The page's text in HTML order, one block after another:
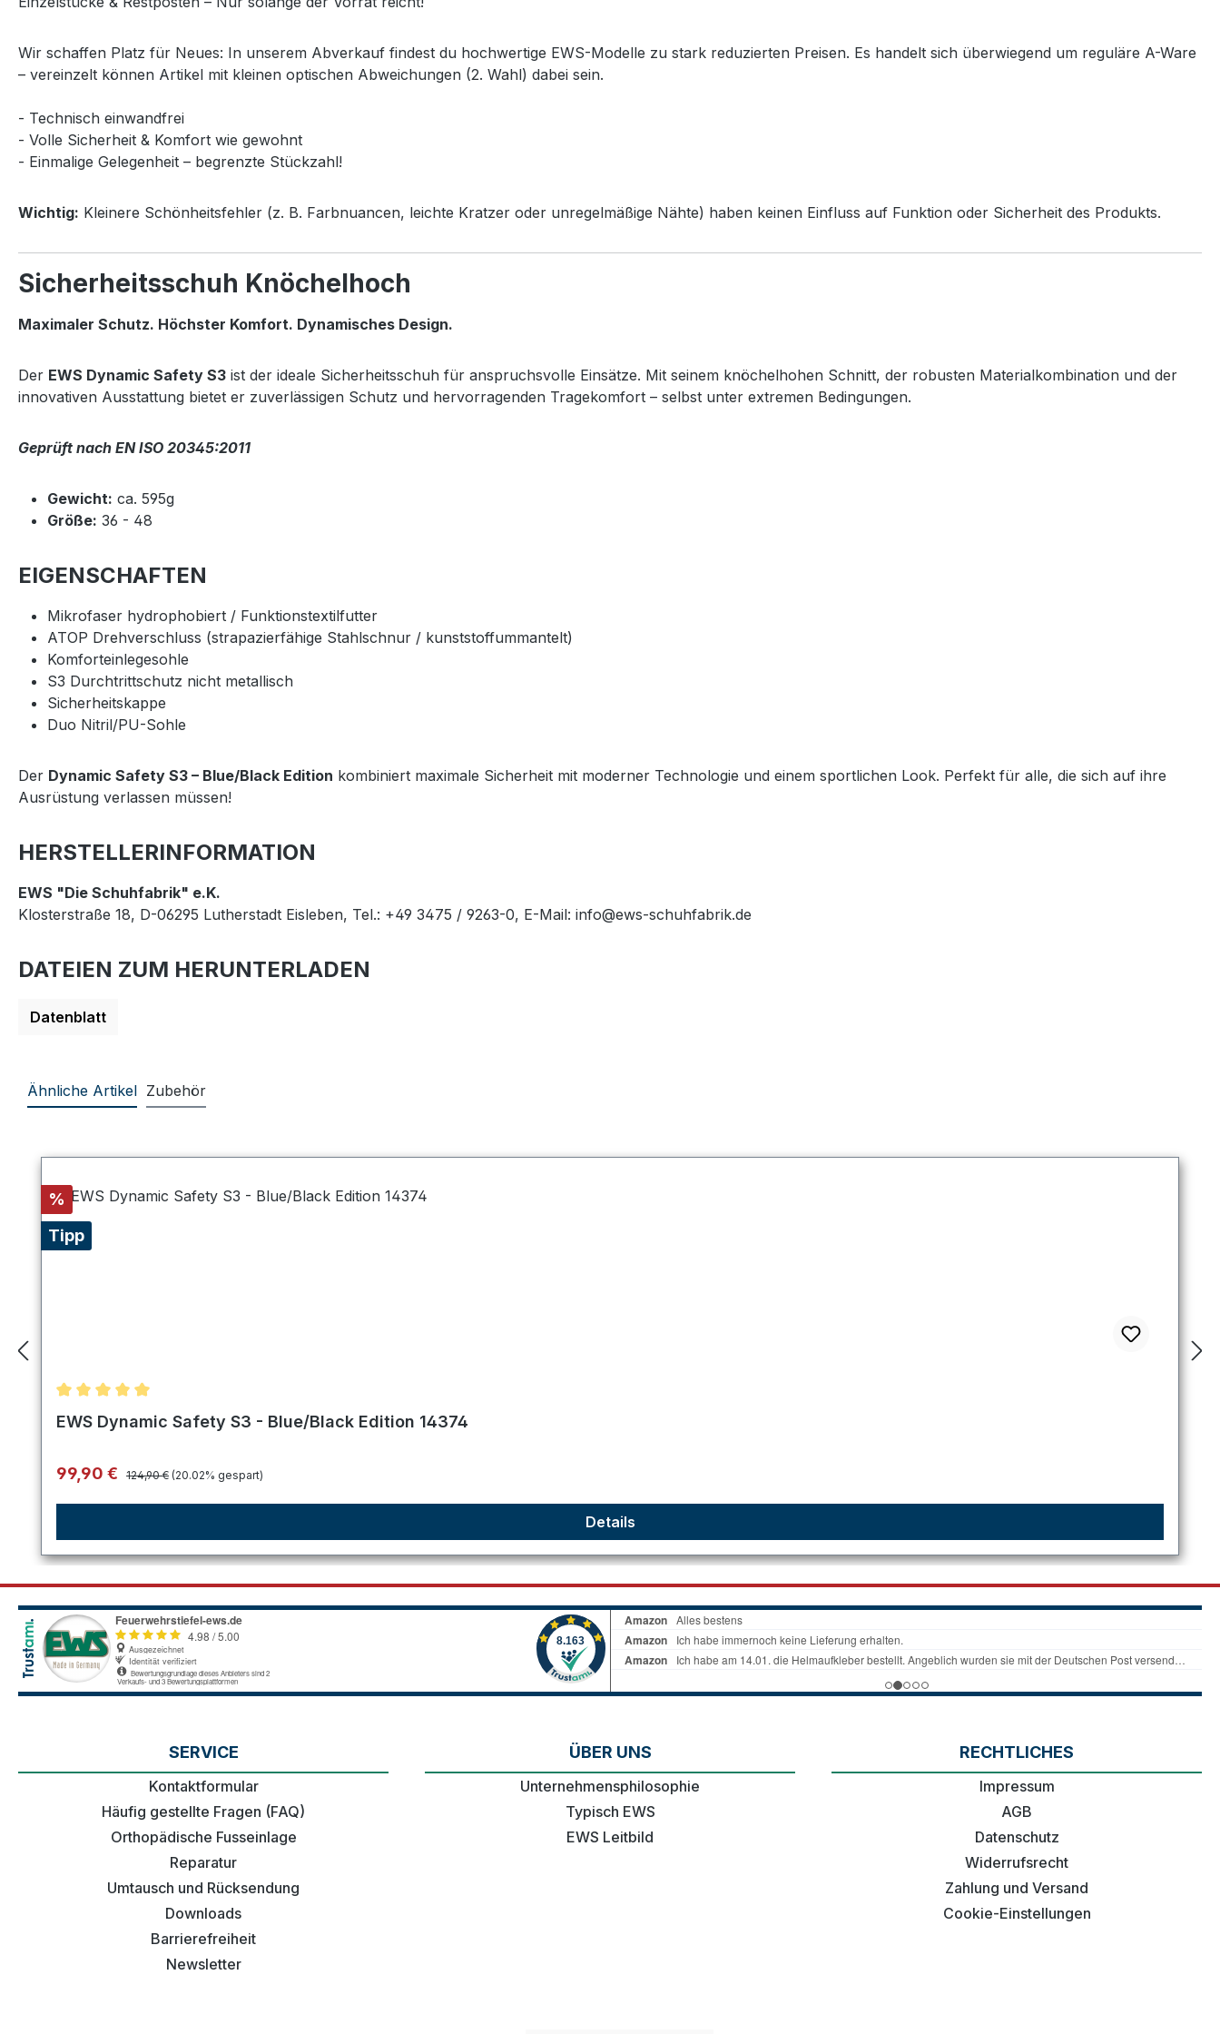
Wir schaffen Platz für Neues: In unserem Abverkauf findest du hochwertige EWS-Modelle zu stark reduzierten Preisen. Es handelt sich überwiegend um reguläre A-Ware
– vereinzelt können Artikel mit kleinen optischen Abweichungen (2. Wahl) dabei sein.
- Technisch einwandfrei
- Volle Sicherheit & Komfort wie gewohnt
- Einmalige Gelegenheit – begrenzte Stückzahl!
Wichtig: Kleinere Schönheitsfehler (z. B. Farbnuancen, leichte Kratzer oder unregelmäßige Nähte) haben keinen Einfluss auf Funktion oder Sicherheit des Produkts.
Sicherheitsschuh Knöchelhoch
Maximaler Schutz. Höchster Komfort. Dynamisches Design.
Der EWS Dynamic Safety S3 ist der ideale Sicherheitsschuh für anspruchsvolle Einsätze. Mit seinem knöchelhohen Schnitt, der robusten Materialkombination und der
innovativen Ausstattung bietet er zuverlässigen Schutz und hervorragenden Tragekomfort – selbst unter extremen Bedingungen.
Geprüft nach EN ISO 20345:2011
Gewicht: ca. 595g
Größe: 36 - 48
EIGENSCHAFTEN
Mikrofaser hydrophobiert / Funktionstextilfutter
ATOP Drehverschluss (strapazierfähige Stahlschnur / kunststoffummantelt)
Komforteinlegesohle
S3 Durchtrittschutz nicht metallisch
Sicherheitskappe
Duo Nitril/PU-Sohle
Der Dynamic Safety S3 – Blue/Black Edition kombiniert maximale Sicherheit mit moderner Technologie und einem sportlichen Look. Perfekt für alle, die sich auf ihre
Ausrüstung verlassen müssen!
HERSTELLERINFORMATION
EWS "Die Schuhfabrik" e.K.
Klosterstraße 18, D-06295 Lutherstadt Eisleben, Tel.: +49 3475 / 9263-0, E-Mail: info@ews-schuhfabrik.de
DATEIEN ZUM HERUNTERLADEN
Datenblatt
Ähnliche Artikel Zubehör
Rabatt
%
Tipp
Durchschnittliche Bewertung von 5 von 5 Sternen
EWS Dynamic Safety S3 - Blue/Black Edition 14374
Verkaufspreis:
99,90 € Regulärer Preis:
124,90 € (20.02% gespart)
Details
SERVICE
Kontaktformular
Häufig gestellte Fragen (FAQ)
Orthopädische Fusseinlage
Reparatur
Umtausch und Rücksendung
Downloads
Barrierefreiheit
Newsletter
ÜBER UNS
Unternehmensphilosophie
Typisch EWS
EWS Leitbild
RECHTLICHES
Impressum
AGB
Datenschutz
Widerrufsrecht
Zahlung und Versand
Cookie-Einstellungen